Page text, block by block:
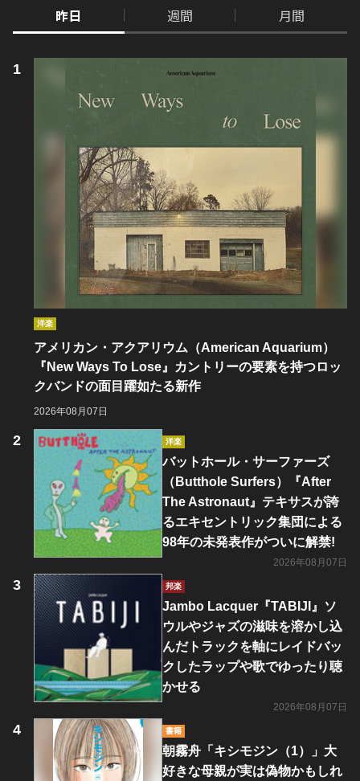
昨日 週間 月間
洋楽
アメリカン・アクアリウム（American Aquarium）
『New Ways To Lose』カントリーの要素を持つロッ
クバンドの面目躍如たる新作
2026年08月07日
洋楽
バットホール・サーファーズ
（Butthole Surfers）『After
The Astronaut』テキサスが誇
るエキセントリック集団による
98年の未発表作がついに解禁!
2026年08月07日
邦楽
Jambo Lacquer『TABIJI』ソ
ウルやジャズの滋味を溶かし込
んだトラックを軸にレイドバッ
クしたラップや歌でゆったり聴
かせる
2026年08月07日
書籍
朝霧舟「キシモジン（1）」大
好きな母親が実は偽物かもしれ